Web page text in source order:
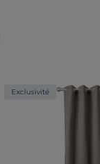
Exclusivité